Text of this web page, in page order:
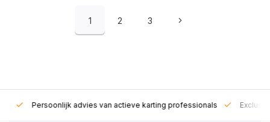
1 2 3
Persoonlijk advies van actieve karting professionals